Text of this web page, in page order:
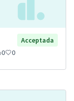
Acceptada
0 0